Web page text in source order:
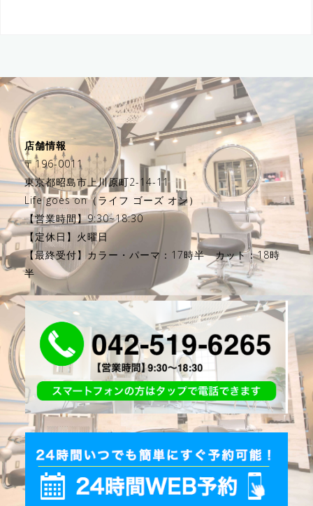
店舗情報
〒196-0011
東京都昭島市上川原町2-14-11
Life goes on（ライフ ゴーズ オン）
【営業時間】9:30~18:30
【定休日】火曜日
【最終受付】カラー・パーマ：17時半 カット：18時
半